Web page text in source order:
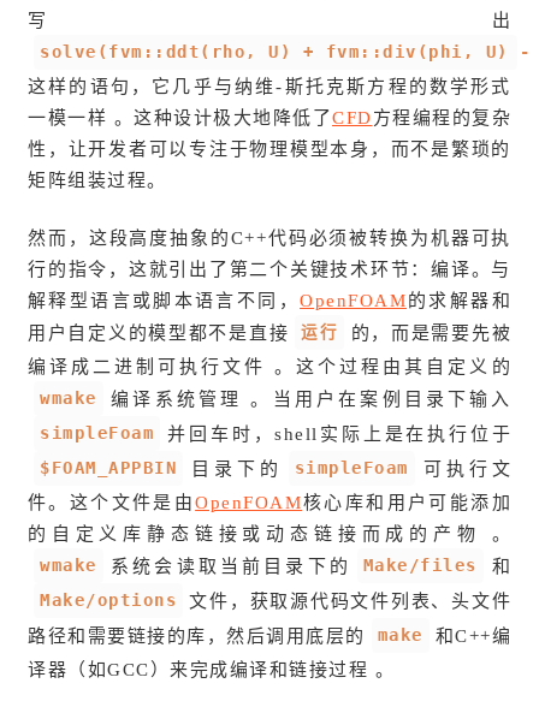
写出
solve(fvm::ddt(rho, U) + fvm::div(phi, U)
这样的语句，它几乎与纳维-斯托克斯方程的数学形式
一模一样 。这种设计极大地降低了CFD方程编程的复杂
性，让开发者可以专注于物理模型本身，而不是繁琐的
矩阵组装过程。
然而，这段高度抽象的C++代码必须被转换为机器可执
行的指令，这就引出了第二个关键技术环节：编译。与
解释型语言或脚本语言不同，OpenFOAM的求解器和
用户自定义的模型都不是直接
运行
的，而是需要先被
编译成二进制可执行文件 。这个过程由其自定义的
wmake
编译系统管理 。当用户在案例目录下输入
simpleFoam
并回车时，shell实际上是在执行位于
$FOAM_APPBIN
目录下的 simpleFoam
可执行文
件。这个文件是由OpenFOAM核心库和用户可能添加
的自定义库静态链接或动态链接而成的产物 。
wmake
系统会读取当前目录下的 Make/files
和
Make/options
文件，获取源代码文件列表、头文件
路径和需要链接的库，然后调用底层的
make
和C++编
译器（如GCC）来完成编译和链接过程 。